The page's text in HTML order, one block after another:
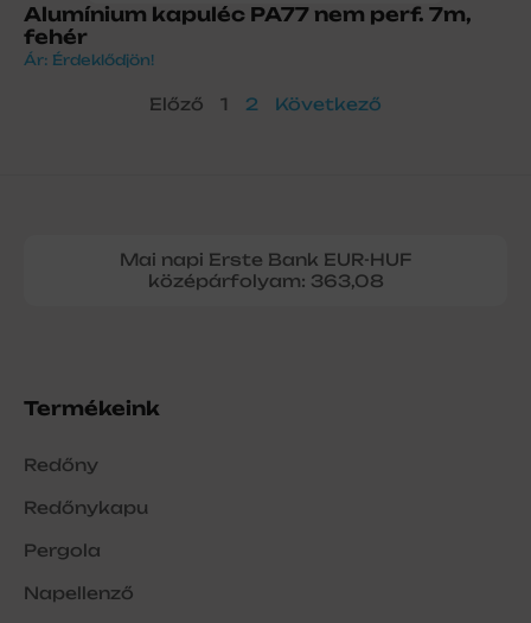
Alumínium kapuléc PA77 nem perf. 7m,
fehér
Ár: Érdeklődjön!
Előző 1 2 Következő
Mai napi Erste Bank EUR-HUF
középárfolyam: 363,08
Termékeink
Redőny
Redőnykapu
Pergola
Napellenző